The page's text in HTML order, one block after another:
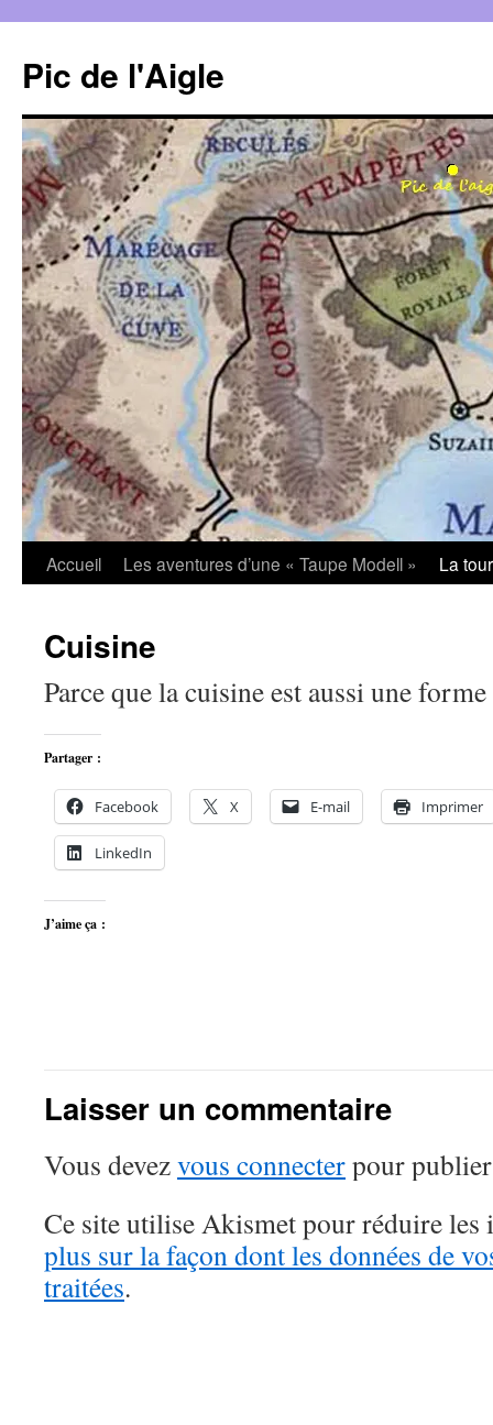
contenu
Pic de l'Aigle
Accueil Les aventures d’une « Taupe Modell » La
Cuisine
Parce que la cuisine est aussi une
Partager :
Facebook X E-mail Imprimer
LinkedIn
J’aime ça :
Laisser un commentaire
Vous devezvous connecterpour
Ce site utilise Akismet pour réduire les
plus sur la façon dont les données de
traitées.